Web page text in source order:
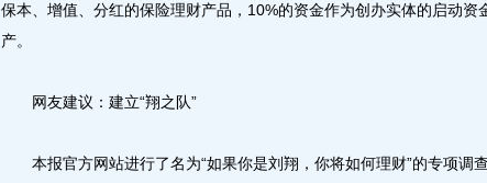
保本、增值、分红的保险理财产品，10%的资金作为创办实体的启动资
产。
网友建议：建立“翔之队”
本报官方网站进行了名为“如果你是刘翔，你将如何理财”的专项调